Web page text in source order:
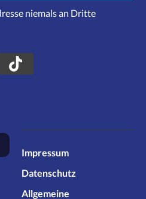
niemals an Dritte
Impressum
Datenschutz
Allgemeine